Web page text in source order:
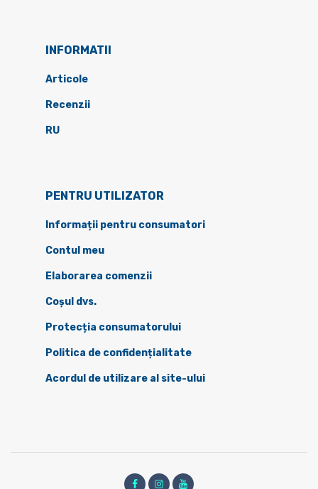
INFORMATII
Articole
Recenzii
RU
PENTRU UTILIZATOR
Informații pentru consumatori
Contul meu
Elaborarea comenzii
Coșul dvs.
Protecția consumatorului
Politica de confidențialitate
Acordul de utilizare al site-ului